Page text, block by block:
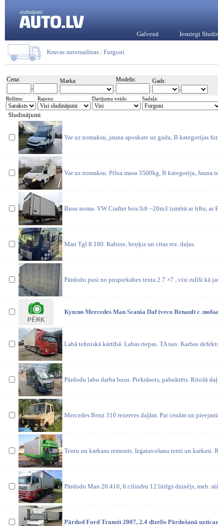
sludinājumi
Galvenā Iesniegt
Kravas automašīnas : Furgoni
Cena:
-
Marka: Modelis:
Gads:
-
Režīms: Rajons: Darījuma veids: Sadaļa:
Sludinājumi
Var uz nomaksu, jauna aposkate uz gadu, B kategorijas
Var uz nomaksu. Pilna masa 3500kg, B kategorija, Jauna
Busu noma. VW Crafter box/lift ~20m3 izmērā ar liftu, ar
Man Tgl 8.180. Kabine, beņķis un citas rez. daļas.
Pārdodu pusi no puspiekabes tenta 2.7 ×7 , visi rulīši kā
Куплю Mercedes Man Scania Daf iveco Renault с
Labā tehniskā kārtībā. Labas riepas. TA nav. Karbas
Pārdodu labu darba busu. Piekrāsots, pabuktēts. Ritošā
Mercedes Benz 310 rezerves daļām. Par cenām un
Tentu un karkasu remonts. Izgatavošana tenti un karkasi.
Pārdodu Man 26.410, 6.cilindru 12.litrīgs dzinējs, meh.
Pārdod Ford Transit 2007, 2.4 dīzelis Pārdošanā